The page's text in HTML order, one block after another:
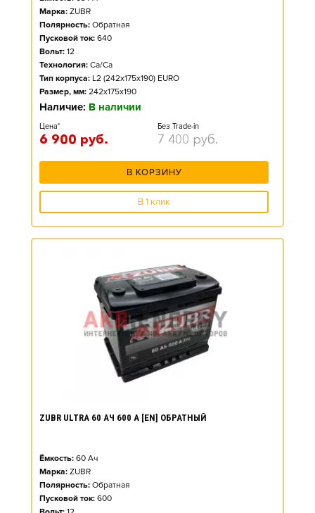
Марка: ZUBR
Полярность: Обратная
Пусковой ток: 640
Вольт: 12
Технология: Ca/Ca
Тип корпуса: L2 (242x175x190) EURO
Размер, мм: 242x175x190
Наличие: В наличии
Цена*
6 900 руб.
Без Trade-in
7 400 руб.
В КОРЗИНУ
В 1 клик
ZUBR ULTRA 60 АЧ 600 А [EN] ОБРАТНЫЙ
Ёмкость: 60 Ач
Марка: ZUBR
Полярность: Обратная
Пусковой ток: 600